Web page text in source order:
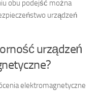
obu podejść można
urządzeń
urządzeń
elektromagnetyczne